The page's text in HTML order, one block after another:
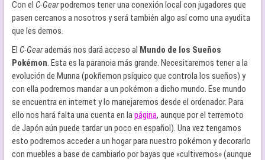
Con el C-Gearpodremos tener una conexión local con jugadores que
pasen cercanos a nosotros y será también algo así como una ayudita
que les demos.
El C-Gearademás nos dará acceso al Mundo de los Sueños
Pokémon. Esta es la paranoia más grande. Necesitaremos tener a la
evolución de Munna (pokñemon psíquico que controla los sueños) y
con ella podremos mandar a un pokémon a dicho mundo. Ese mundo
se encuentra en internet y lo manejaremos desde el ordenador. Para
ello nos hará falta una cuenta en lapágina, aunque por el terremoto
de Japón aún puede tardar un poco en español). Una vez tengamos
esto podremos acceder a un hogar para nuestro pokémon y decorarlo
con muebles a base de cambiarlo por bayas que «cultivemos» (aunque